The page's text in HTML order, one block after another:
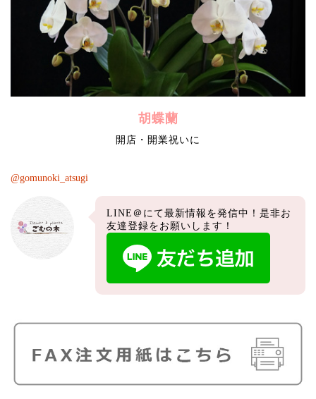
胡蝶蘭
開店・開業祝いに
@gomunoki_atsugi
LINE＠にて最新情報を発信中！是非お
友達登録をお願いします！